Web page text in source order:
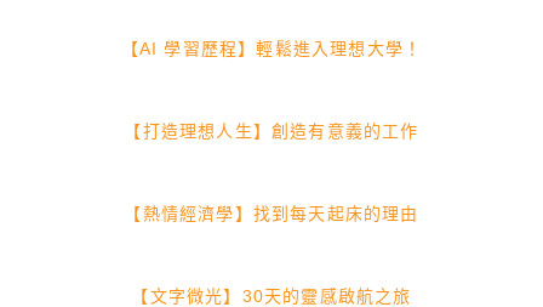
【AI 學習歷程】輕鬆進入理想大學！
【打造理想人生】創造有意義的工作
【熱情經濟學】找到每天起床的理由
【文字微光】30天的靈感啟航之旅